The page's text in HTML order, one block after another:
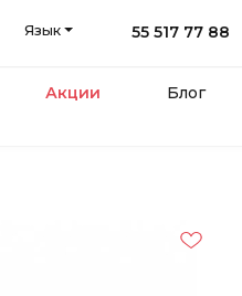
Язык 55 517 77 88
Акции Блог